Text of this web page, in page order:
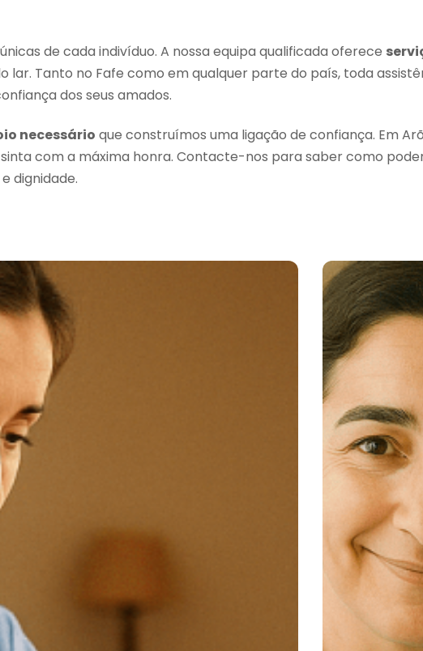
de cada indivíduo. A nossa equipa qualificada oferece
Tanto no Fafe como em qualquer parte do país, toda
dos seus amados.
necessário que construímos uma ligação de confiança. Em
com a máxima honra. Contacte-nos para saber como
dignidade.